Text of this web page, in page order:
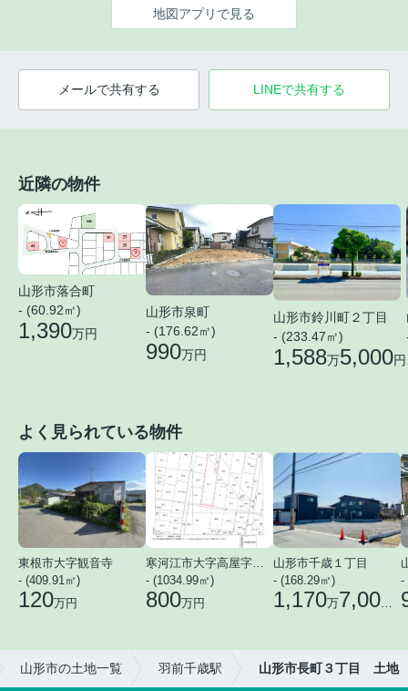
地図アプリで見る
メールで共有する LINEで共有する
近隣の物件
山形市落合町
- (60.92㎡)
1,390万円
山形市泉町
- (176.62㎡)
990万円
山形市鈴川町２丁目
- (233.47㎡)
1,588万5,000円
よく見られている物件
東根市大字観音寺
- (409.91㎡)
120万円
- (1034.99㎡)
800万円
山形市千歳１丁目
- (168.29㎡)
1,170万7,000 円
-
山形市の土地一覧 羽前千歳駅 山形市長町３丁目 土地